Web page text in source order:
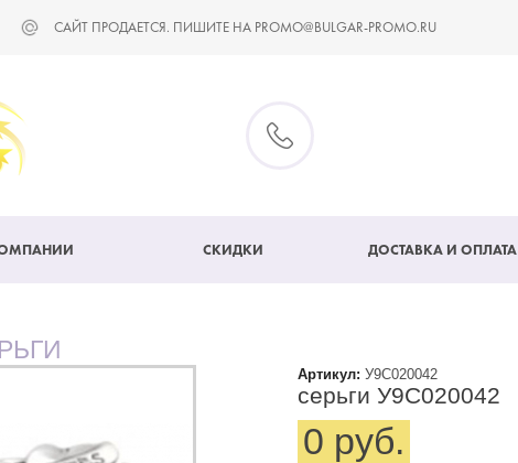
САЙТ ПРОДАЕТСЯ. ПИШИТЕ НА PROMO@BULGAR-PROMO.RU
СКИДКИ ДОСТАВКА И ОПЛАТА
Артикул: У9С020042
серьги У9С020042
0 руб.